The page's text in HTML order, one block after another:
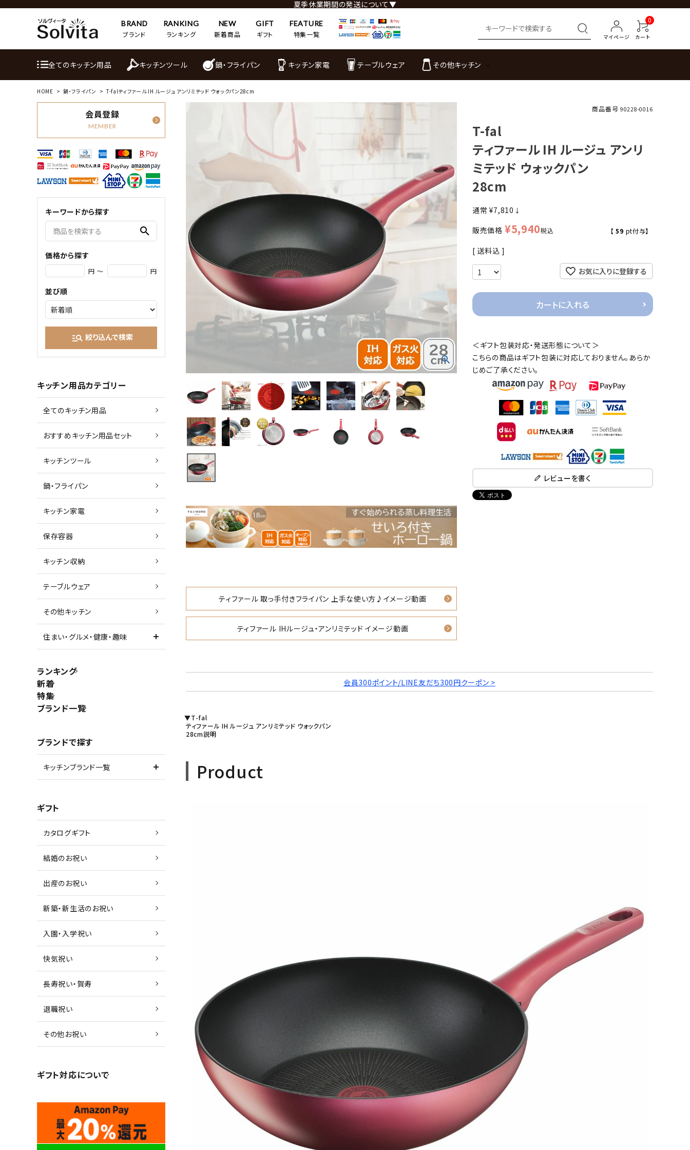
夏季休業期間の発送について▼
BRAND
ブランド
RANKING
ランキング
NEW
新着商品
GIFT
ギフト
FEATURE
特集一覧
マイページ
0
カート
全てのキッチン用品 キッチンツール 鍋・フライパン キッチン家電 テーブルウェア その他キッチン
HOME 鍋・フライパン T-falティファール IH ルージュ アンリミテッド ウォックパン28cm
会員登録
MEMBER
キーワードから探す
search
価格から探す
円 ～ 円
並び順
manage_search 絞り込んで検索
キッチン用品カテゴリー
全てのキッチン用品
おすすめキッチン用品セット
キッチンツール
鍋・フライパン
キッチン家電
保存容器
キッチン収納
テーブルウェア
その他キッチン
住まい・グルメ・健康・趣味
ランキング
新着
特集
ブランド一覧
ブランドで探す
キッチンブランド一覧
ギフト
カタログギフト
結婚のお祝い
出産のお祝い
新築・新生活のお祝い
入園・入学祝い
快気祝い
長寿祝い・賀寿
退職祝い
その他お祝い
ギフト対応について
ティファール 取っ手付きフライパン 上手な使い方♪イメージ動画
ティファール IHルージュ・アンリミテッド イメージ動画
商品番号 90228-0016
T-fal
ティファール IH ルージュ アンリ
ミテッド ウォックパン
28cm
通常 ¥7,810 ↓
販売価格 ¥5,940税込 【 59 pt付与】
送料込
お気に入りに登録する
カートに入れる
＜ギフト包装対応・発送形態について＞
こちらの商品はギフト包装に対応しておりません。あらか
じめご了承ください。
レビューを書く
会員300ポイント/LINE友だち300円クーポン >
▼T-fal
ティファール IH ルージュ アンリミテッド ウォックパン
28cm説明
Product